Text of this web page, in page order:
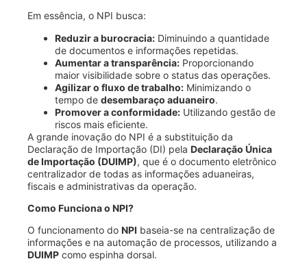
Em essência, o NPI busca:
Reduzir a burocracia: Diminuindo a quantidade
de documentos e informações repetidas.
Aumentar a transparência: Proporcionando
maior visibilidade sobre o status das operações.
Agilizar o fluxo de trabalho: Minimizando o
tempo dedesembaraço aduaneiro.
Promover a conformidade: Utilizando gestão de
riscos mais eficiente.
A grande inovação do NPI é a substituição da
Declaração de Importação (DI) pelaDeclaração Única
de Importação (DUIMP), que é o documento eletrônico
centralizador de todas as informações aduaneiras,
fiscais e administrativas da operação.
Como Funciona o NPI?
O funcionamento doNPI baseia-se na centralização de
informações e na automação de processos, utilizando a
DUIMP como espinha dorsal.